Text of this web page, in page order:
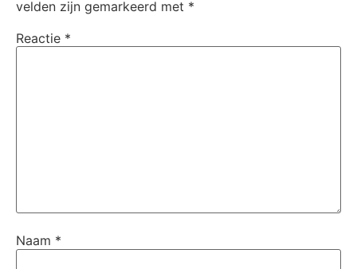
velden zijn gemarkeerd met *
Reactie *
Naam *